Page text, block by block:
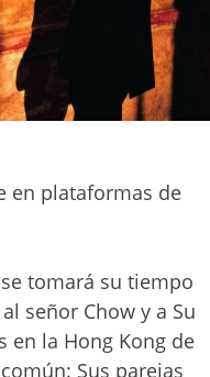
en plataformas de
tomará su tiempo
señor Chow y a Su
en la Hong Kong de
Sus parejas